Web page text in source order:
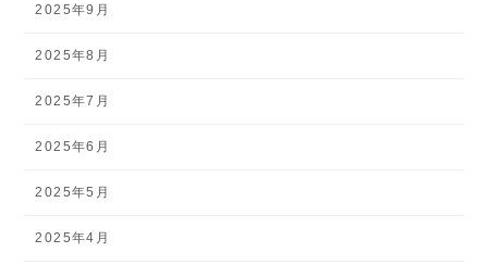
2025年9月
2025年8月
2025年7月
2025年6月
2025年5月
2025年4月